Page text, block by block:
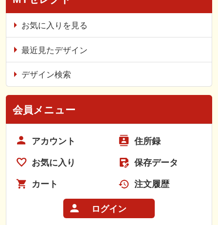
お気に入りを見る
最近見たデザイン
デザイン検索
会員メニュー
アカウント 住所録
お気に入り 保存データ
カート 注文履歴
ログイン